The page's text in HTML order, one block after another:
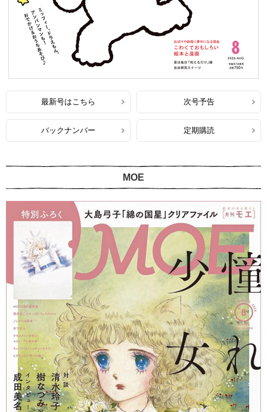
最新号はこちら 次号予告
バックナンバー 定期購読
MOE